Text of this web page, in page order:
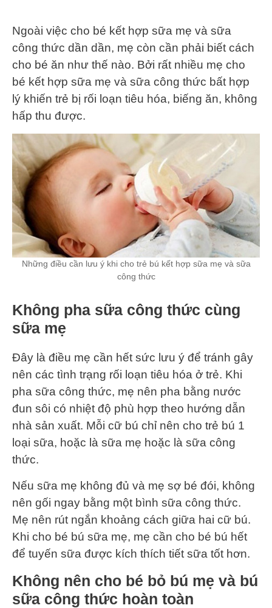
Ngoài việc cho bé kết hợp sữa mẹ và sữa
công thức dần dần, mẹ còn cần phải biết cách
cho bé ăn như thế nào. Bởi rất nhiều mẹ cho
bé kết hợp sữa mẹ và sữa công thức bất hợp
lý khiến trẻ bị rối loạn tiêu hóa, biếng ăn, không
hấp thu được.
Những điều cần lưu ý khi cho trẻ bú kết hợp sữa mẹ và sữa
công thức
Không pha sữa công thức cùng
sữa mẹ
Đây là điều mẹ cần hết sức lưu ý để tránh gây
nên các tình trạng rối loạn tiêu hóa ở trẻ. Khi
pha sữa công thức, mẹ nên pha bằng nước
đun sôi có nhiệt độ phù hợp theo hướng dẫn
nhà sản xuất. Mỗi cữ bú chỉ nên cho trẻ bú 1
loại sữa, hoặc là sữa mẹ hoặc là sữa công
thức.
Nếu sữa mẹ không đủ và mẹ sợ bé đói, không
nên gối ngay bằng một bình sữa công thức.
Mẹ nên rút ngắn khoảng cách giữa hai cữ bú.
Khi cho bé bú sữa mẹ, mẹ cần cho bé bú hết
để tuyến sữa được kích thích tiết sữa tốt hơn.
Không nên cho bé bỏ bú mẹ và bú
sữa công thức hoàn toàn